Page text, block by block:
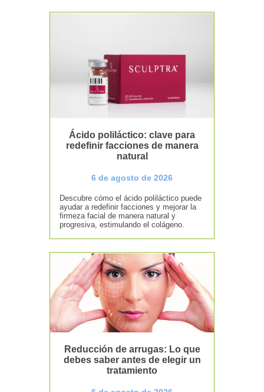
Ácido poliláctico: clave para
redefinir facciones de manera
natural
6 de agosto de 2026
Descubre cómo el ácido poliláctico puede
ayudar a redefinir facciones y mejorar la
firmeza facial de manera natural y
progresiva, estimulando el colágeno.
Reducción de arrugas: Lo que
debes saber antes de elegir un
tratamiento